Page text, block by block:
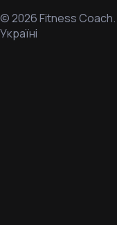
©2026Fitness Coach.
Україні